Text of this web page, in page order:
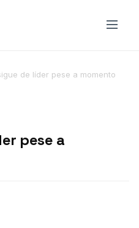
de líder pese a momento
pese a